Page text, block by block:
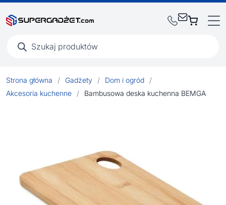
produktów
Strona główna / Gadżety / Dom i ogród
/
Akcesoria kuchenne
/ Bambusowa deska kuchenna BEMGA